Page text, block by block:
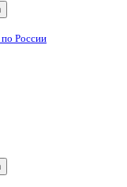
России